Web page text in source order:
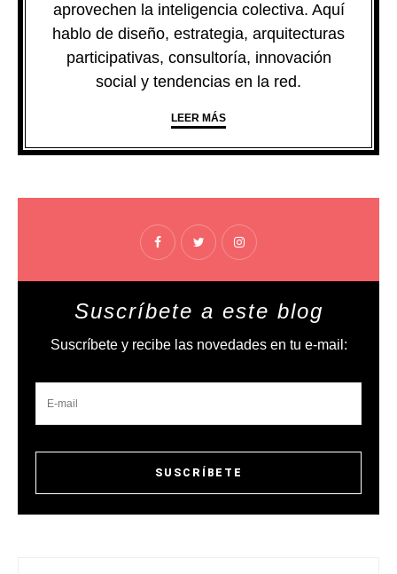
aprovechen la inteligencia colectiva. Aquí
hablo de diseño, estrategia, arquitecturas
participativas, consultoría, innovación
social y tendencias en la red.
LEER MÁS
Suscríbete a este blog
Suscríbete y recibe las novedades en tu e-mail: